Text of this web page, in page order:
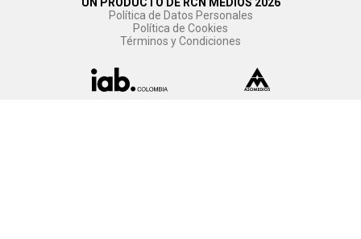
Política de Datos Personales
Política de Cookies
Términos y Condiciones